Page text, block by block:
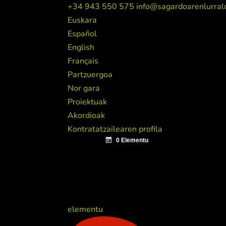
+34 943 550 575
Euskara
Español
English
Français
Partzuergoa
Nor gara
Proiektuak
Akordioak
Kontratatzailearen profila
elementu